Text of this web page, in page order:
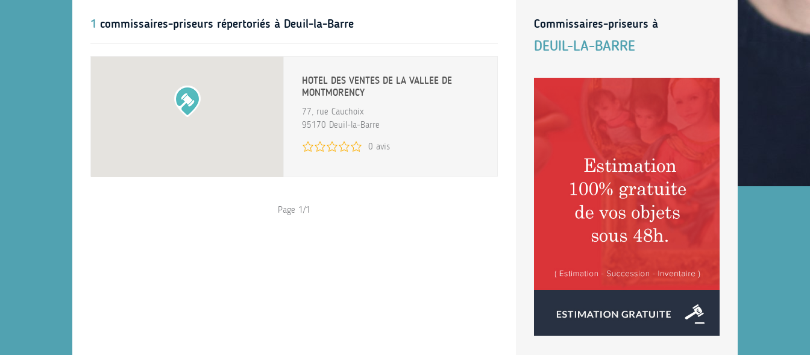
1 commissaires-priseurs répertoriés à Deuil-la-Barre
HOTEL DES VENTES DE LA VALLEE DE
MONTMORENCY
77, rue Cauchoix
95170 Deuil-la-Barre
0 avis
Page 1/1
Commissaires-priseurs à
DEUIL-LA-BARRE